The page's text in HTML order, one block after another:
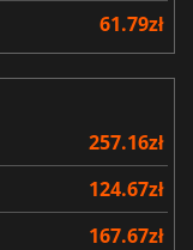
61.79zł
257.16zł
124.67zł
167.67zł